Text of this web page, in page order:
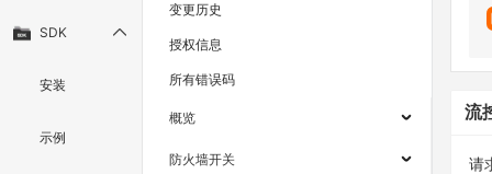
SDK
安装
示例
变更历史
授权信息
所有错误码
概览
防火墙开关
流
请